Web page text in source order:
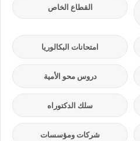
القطاع الخاص
امتحانات البكالوريا
دروس محو الأمية
سلك الدكتوراه
شركات ومؤسسات